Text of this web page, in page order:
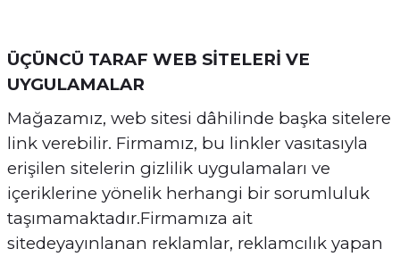
ÜÇÜNCÜ TARAF WEB SİTELERİ VE
UYGULAMALAR
Mağazamız, web sitesi dâhilinde başka sitelere
link verebilir. Firmamız, bu linkler vasıtasıyla
erişilen sitelerin gizlilik uygulamaları ve
içeriklerine yönelik herhangi bir sorumluluk
taşımamaktadır.Firmamıza ait
sitedeyayınlanan reklamlar, reklamcılık yapan